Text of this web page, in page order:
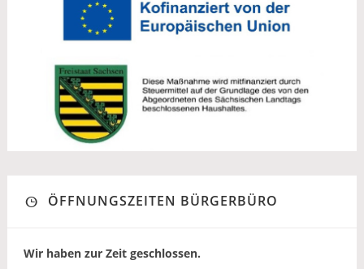
ÖFFNUNGSZEITEN BÜRGERBÜRO
Wir haben zur Zeit geschlossen.